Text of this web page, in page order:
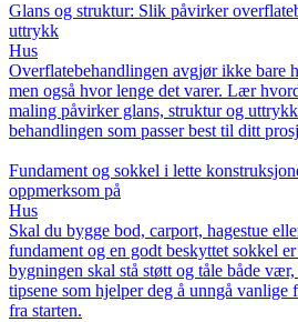
Glans og struktur: Slik påvirker
uttrykk
Hus
Overflatebehandlingen avgjør ikke bare
men også hvor lenge det varer. Lær
maling påvirker glans, struktur og
behandlingen som passer best til ditt
Fundament og sokkel i lette
oppmerksom på
Hus
Skal du bygge bod, carport, hagestue
fundament og en godt beskyttet sokkel
bygningen skal stå støtt og tåle både
tipsene som hjelper deg å unngå vanlige
fra starten.